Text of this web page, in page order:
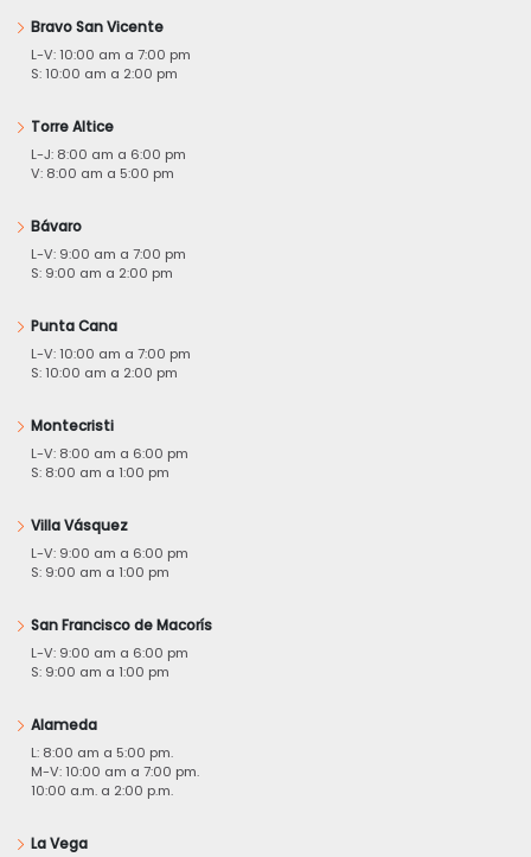
Bravo San Vicente
L-V: 10:00 am a 7:00 pm
S: 10:00 am a 2:00 pm
Torre Altice
L-J: 8:00 am a 6:00 pm
V: 8:00 am a 5:00 pm
Bávaro
L-V: 9:00 am a 7:00 pm
S: 9:00 am a 2:00 pm
Punta Cana
L-V: 10:00 am a 7:00 pm
S: 10:00 am a 2:00 pm
Montecristi
L-V: 8:00 am a 6:00 pm
S: 8:00 am a 1:00 pm
Villa Vásquez
L-V: 9:00 am a 6:00 pm
S: 9:00 am a 1:00 pm
San Francisco de Macorís
L-V: 9:00 am a 6:00 pm
S: 9:00 am a 1:00 pm
Alameda
L: 8:00 am a 5:00 pm.
M-V: 10:00 am a 7:00 pm.
10:00 a.m. a 2:00 p.m.
La Vega